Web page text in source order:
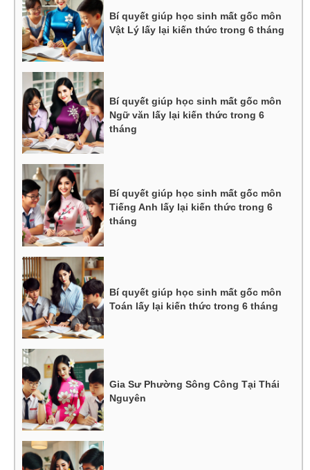
Bí quyết giúp học sinh mất gốc môn
Vật Lý lấy lại kiến thức trong 6 tháng
Bí quyết giúp học sinh mất gốc môn
Ngữ văn lấy lại kiến thức trong 6
tháng
Bí quyết giúp học sinh mất gốc môn
Tiếng Anh lấy lại kiến thức trong 6
tháng
Bí quyết giúp học sinh mất gốc môn
Toán lấy lại kiến thức trong 6 tháng
Gia Sư Phường Sông Công Tại Thái
Nguyên